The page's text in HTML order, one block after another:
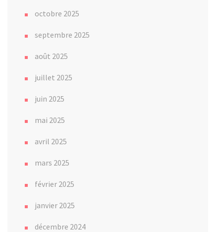
octobre 2025
septembre 2025
août 2025
juillet 2025
juin 2025
mai 2025
avril 2025
mars 2025
février 2025
janvier 2025
décembre 2024